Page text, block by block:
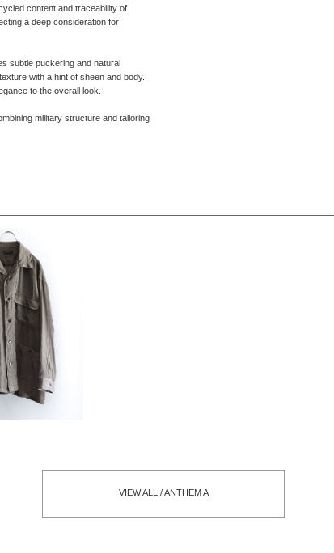
content and traceability of
a deep consideration for
subtle puckering and natural
with a hint of sheen and body.
to the overall look.
military structure and tailoring
VIEW ALL / ANTHEM A